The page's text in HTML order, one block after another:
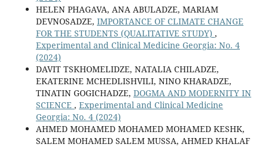
HELEN PHAGAVA, ANA ABULADZE, MARIAM
DEVNOSADZE, IMPORTANCE OF CLIMATE CHANGE
FOR THE STUDENTS (QUALITATIVE STUDY) ,
Experimental and Clinical Medicine Georgia: No. 4
(2024)
DAVIT TSKHOMELIDZE, NATALIA CHILADZE,
EKATERINE MCHEDLISHVILI, NINO KHARADZE,
TINATIN GOGICHADZE, DOGMA AND MODERNITY IN
SCIENCE , Experimental and Clinical Medicine
Georgia: No. 4 (2024)
AHMED MOHAMED MOHAMED MOHAMED KESHK,
SALEM MOHAMED SALEM MUSSA, AHMED KHALAF